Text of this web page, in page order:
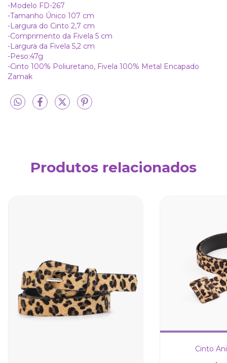
-Modelo FD-267
-Tamanho Único 107 cm
-Largura do Cinto 2,7 cm
-Comprimento da Fivela 5 cm
-Largura da Fivela 5,2 cm
-Peso:47g
-Cinto 100% Poliuretano, Fivela 100% Metal Encapado
Zamak
Produtos relacionados
Cinto